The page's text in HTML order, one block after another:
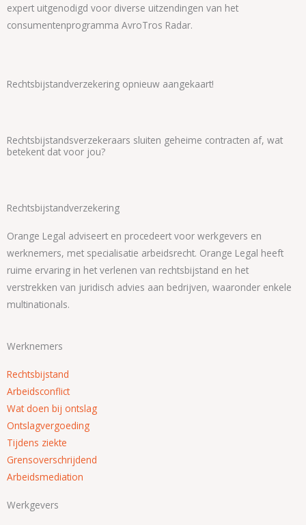
Rechtsbijstandverzekering
Rechtsbijstandsverzekeraars sluiten geheime contracten af, wat
betekent dat voor jou?
Rechtsbijstandverzekering opnieuw aangekaart!
expert uitgenodigd voor diverse uitzendingen van het
consumentenprogramma AvroTros Radar.
Orange Legal adviseert en procedeert voor werkgevers en
werknemers, met specialisatie arbeidsrecht. Orange Legal heeft
ruime ervaring in het verlenen van rechtsbijstand en het
verstrekken van juridisch advies aan bedrijven, waaronder enkele
multinationals.
Werknemers
Rechtsbijstand
Arbeidsconflict
Wat doen bij ontslag
Ontslagvergoeding
Tijdens ziekte
Grensoverschrijdend
Arbeidsmediation
Werkgevers